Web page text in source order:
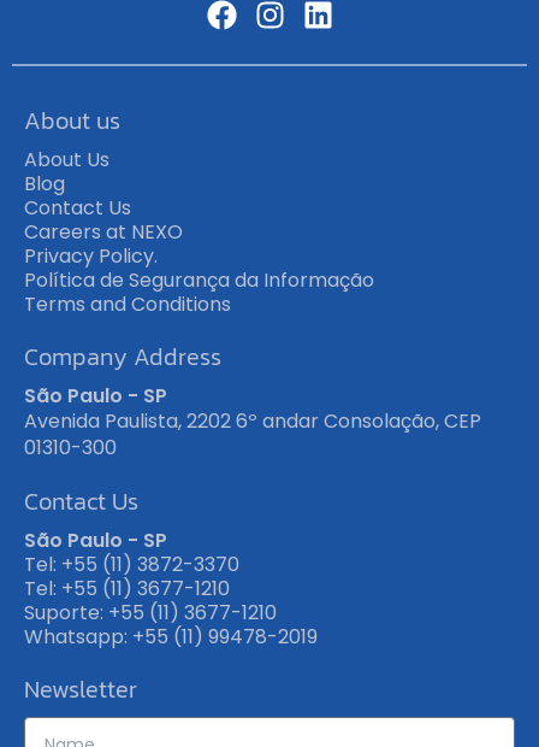
About us
About Us
Blog
Contact Us
Careers at NEXO
Privacy Policy.
Política de Segurança da Informação
Terms and Conditions
Company Address
São Paulo - SP
Avenida Paulista, 2202 6º andar Consolação, CEP
01310-300
Contact Us
São Paulo - SP
Tel: +55 (11) 3872-3370
Tel: +55 (11) 3677-1210
Suporte: +55 (11) 3677-1210
Whatsapp: +55 (11) 99478-2019
Newsletter